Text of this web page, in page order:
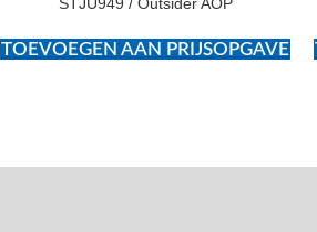
STJU949 / Outsider AOP
TOEVOEGEN AAN PRIJSOPGAVE